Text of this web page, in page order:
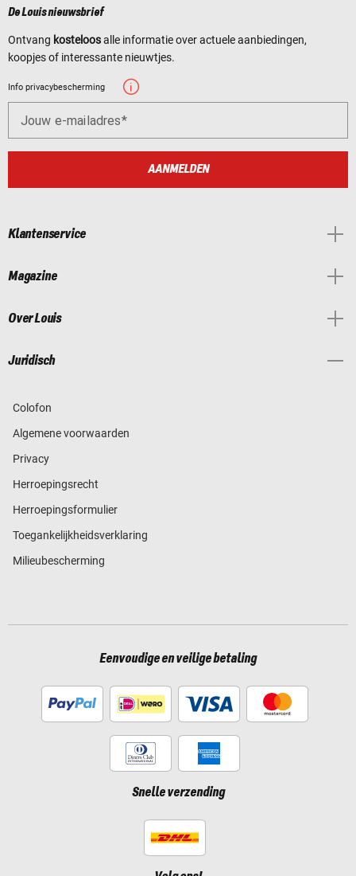
De Louis nieuwsbrief
Ontvang kosteloosalle informatie over actuele aanbiedingen,
koopjes of interessante nieuwtjes.
Info privacybescherming
Jouw e-mailadres
AANMELDEN
Klantenservice
Magazine
Over Louis
Juridisch
Colofon
Algemene voorwaarden
Privacy
Herroepingsrecht
Herroepingsformulier
Toegankelijkheidsverklaring
Milieubescherming
Eenvoudige en veilige betaling
Snelle verzending